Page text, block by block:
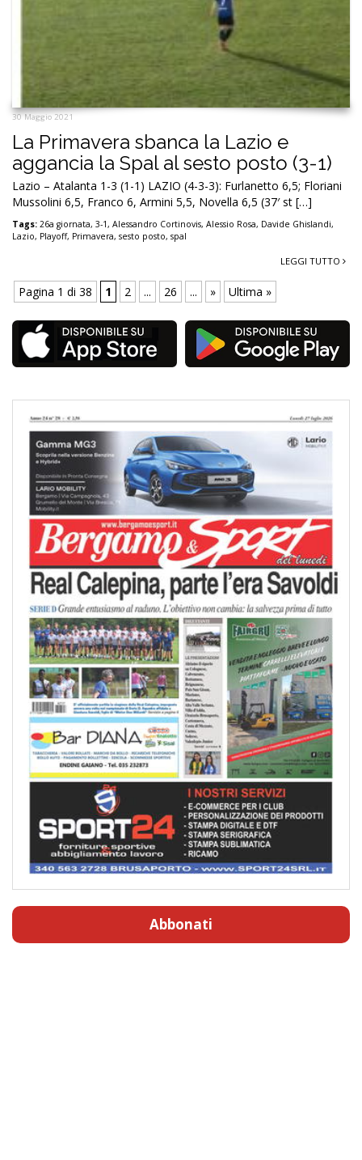
30 Maggio 2021
La Primavera sbanca la Lazio e
aggancia la Spal al sesto posto (3-1)
Lazio – Atalanta 1-3 (1-1) LAZIO (4-3-3): Furlanetto 6,5; Floriani
Mussolini 6,5, Franco 6, Armini 5,5, Novella 6,5 (37′ st […]
Tags: 26a giornata, 3-1, Alessandro Cortinovis, Alessio Rosa, Davide Ghislandi,
Lazio, Playoff, Primavera, sesto posto, spal
LEGGI TUTTO
Pagina 1 di 38 1 2 ... 26 ... » Ultima »
Abbonati